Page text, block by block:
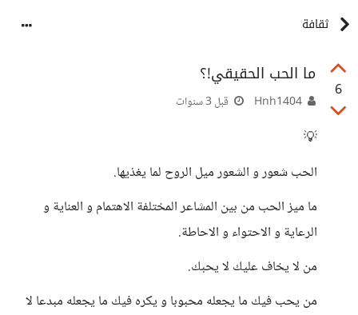
ثقافة
6
ما الحب الحقيقي!؟
قبل 3 سنوات
💡
الحب شعور و الشعور ميل الروح لما يغذيها.
ما ميز الحب من بين المشاعر المختلفة الاهتمام و العناية و
الرعاية و الاحتواء و الاحاطة.
من لا يخاف عليك لا يحبك.
من يحب فيك ما يجعله محبوبا و يكره فيك ما يجعله مبدعا لا